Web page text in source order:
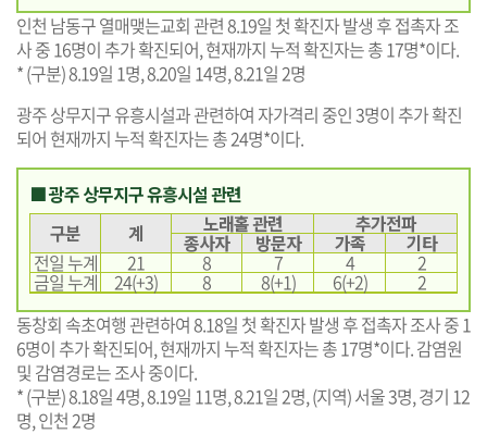
인천 남동구 열매맺는교회 관련 8.19일 첫 확진자 발생 후 접촉자 조
사 중 16명이 추가 확진되어, 현재까지 누적 확진자는 총 17명*이다.
* (구분) 8.19일 1명, 8.20일 14명, 8.21일 2명
광주 상무지구 유흥시설과 관련하여 자가격리 중인 3명이 추가 확진
되어 현재까지 누적 확진자는 총 24명*이다.
■ 광주 상무지구 유흥시설 관련
구분
계 노래홀 관련 추가전파
종사자 방문자 가족 기타
전일 누계 21 8 7 4 2
금일 누계 24(+3) 8 8(+1) 6(+2)
2
동창회 속초여행 관련하여 8.18일 첫 확진자 발생 후 접촉자 조사 중 1
6명이 추가 확진되어, 현재까지 누적 확진자는 총 17명*이다. 감염원
및 감염경로는 조사 중이다.
* (구분) 8.18일 4명, 8.19일 11명, 8.21일 2명, (지역) 서울 3명, 경기 12
명, 인천 2명